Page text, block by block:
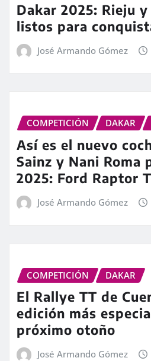
Dakar 2025: Rieju
listos para
José Armando Gómez
COMPETICIÓN DAKAR
Así es el nuevo
Sainz y Nani Roma
2025: Ford Raptor
José Armando Gómez
COMPETICIÓN DAKAR
El Rallye TT de
edición más
próximo otoño
José Armando Gómez